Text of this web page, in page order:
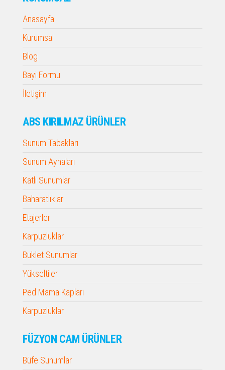
Anasayfa
Kurumsal
Blog
Bayi Formu
İletişim
ABS KIRILMAZ ÜRÜNLER
Sunum Tabakları
Sunum Aynaları
Katlı Sunumlar
Baharatlıklar
Etajerler
Karpuzluklar
Buklet Sunumlar
Yükseltiler
Ped Mama Kapları
Karpuzluklar
FÜZYON CAM ÜRÜNLER
Büfe Sunumlar